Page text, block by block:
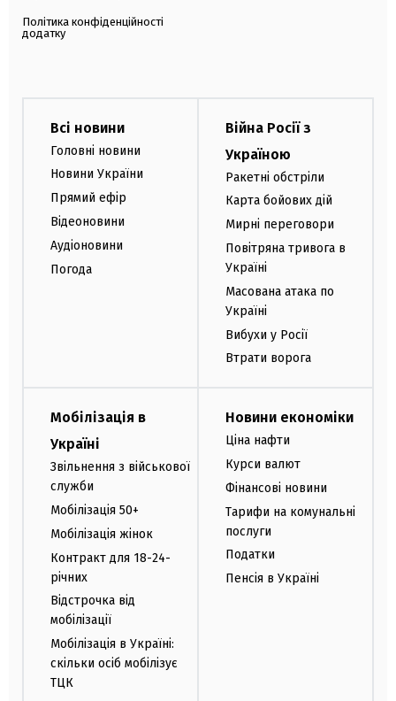
Політика конфіденційності
додатку
Всі новини
Головні новини
Новини України
Прямий ефір
Відеоновини
Аудіоновини
Погода
Війна Росії з
Україною
Ракетні обстріли
Карта бойових дій
Мирні переговори
Повітряна тривога в
Україні
Масована атака по
Україні
Вибухи у Росії
Втрати ворога
Мобілізація в
Україні
Звільнення з військової
служби
Мобілізація 50+
Мобілізація жінок
Контракт для 18-24-
річних
Відстрочка від
мобілізації
Мобілізація в Україні:
скільки осіб мобілізує
ТЦК
Новини економіки
Ціна нафти
Курси валют
Фінансові новини
Тарифи на комунальні
послуги
Податки
Пенсія в Україні